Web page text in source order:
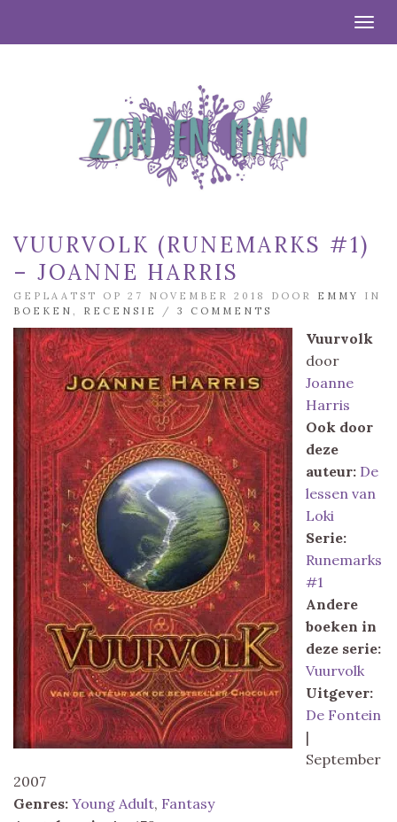
VUURVOLK (RUNEMARKS #1)
– JOANNE HARRIS
GEPLAATST OP 27 NOVEMBER 2018 DOOR EMMY
IN
BOEKEN
RECENSIE / 3 COMMENTS
Vuurvolk
door
Joanne
Harris
Ook door
deze
auteur: De
lessen van
Loki
Serie:
Runemarks
#1
Andere
boeken in
deze serie:
Vuurvolk
Uitgever:
De Fontein
|
September
2007
Genres: Young Adult, Fantasy